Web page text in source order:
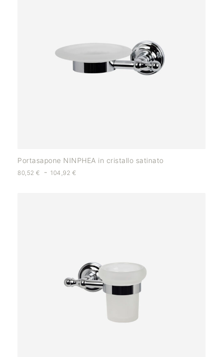
Portasapone NINPHEA in cristallo satinato
80,52 € - 104,92 €